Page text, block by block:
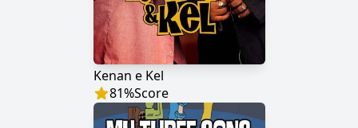
Kenan e Kel
81%Score